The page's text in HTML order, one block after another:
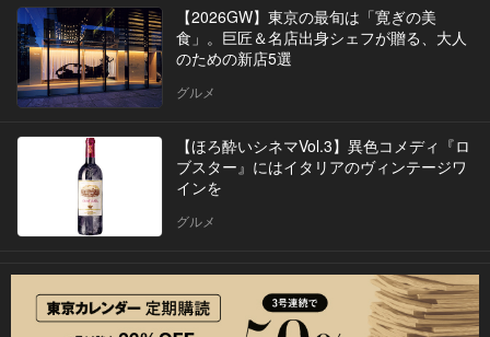
【2026GW】東京の最旬は「寛ぎの美
食」。巨匠＆名店出身シェフが贈る、大人
のための新店5選
グルメ
【ほろ酔いシネマVol.3】異色コメディ『ロ
ブスター』にはイタリアのヴィンテージワ
インを
グルメ